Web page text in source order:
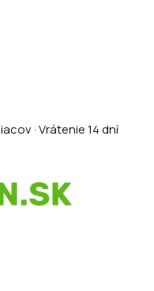
· Vrátenie 14 dní